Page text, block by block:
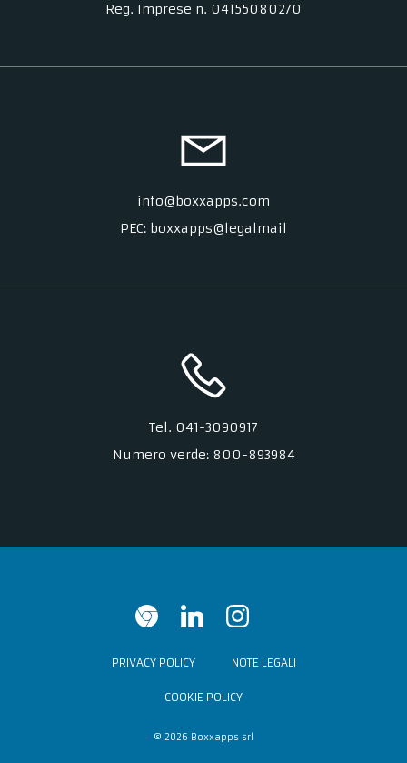
Reg. Imprese n. 04155080270
info@boxxapps.com
PEC: boxxapps@legalmail
Tel. 041-3090917
Numero verde: 800-893984
PRIVACY POLICY NOTE LEGALI
COOKIE POLICY
© 2026 Boxxapps srl